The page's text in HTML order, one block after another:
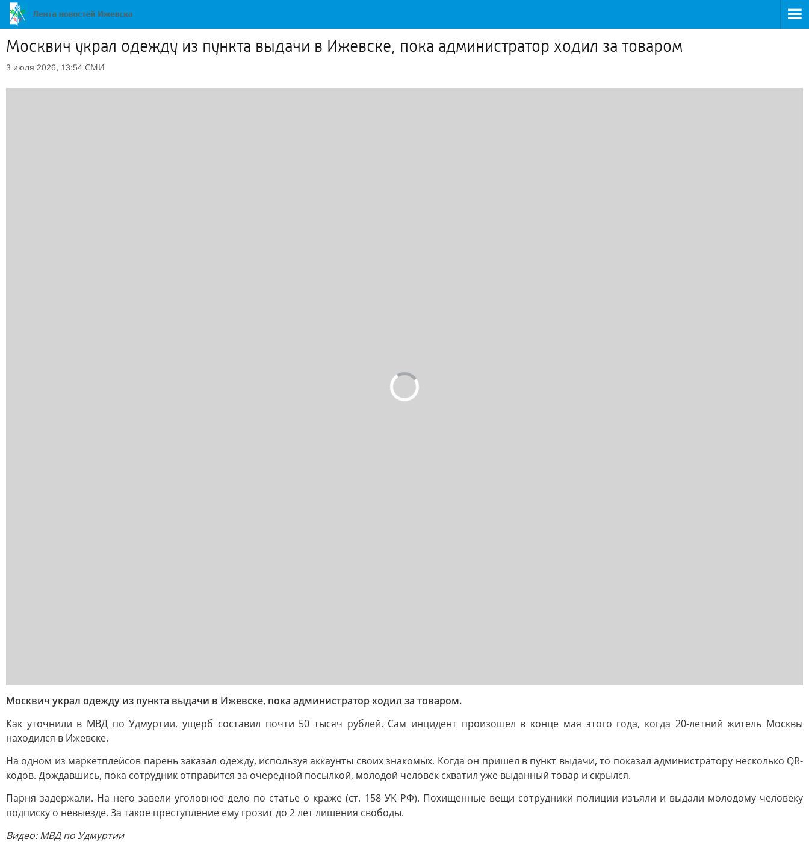
Москвич украл одежду из пункта выдачи в Ижевске, пока администратор ходил за товаром
3 июля 2026, 13:54 СМИ
Москвич украл одежду из пункта выдачи в Ижевске, пока администратор ходил за товаром.
Как уточнили в МВД по Удмуртии, ущерб составил почти 50 тысяч рублей. Сам инцидент произошел в конце мая этого года, когда 20-летний житель Москвы
находился в Ижевске.
На одном из маркетплейсов парень заказал одежду, используя аккаунты своих знакомых. Когда он пришел в пункт выдачи, то показал администратору несколько QR-
кодов. Дождавшись, пока сотрудник отправится за очередной посылкой, молодой человек схватил уже выданный товар и скрылся.
Парня задержали. На него завели уголовное дело по статье о краже (ст. 158 УК РФ). Похищенные вещи сотрудники полиции изъяли и выдали молодому человеку
подписку о невыезде. За такое преступление ему грозит до 2 лет лишения свободы.
Видео: МВД по Удмуртии